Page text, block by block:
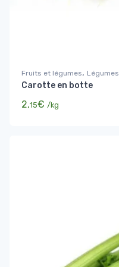
Fruits et légumes, Légumes
Carotte en botte
2,15€ /kg